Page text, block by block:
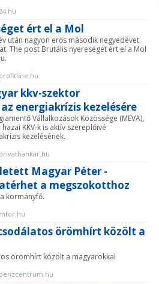
ért el a Mol
után nagyon erős második negyedévet
The post Brutális nyereséget ért el a Mol
kkv-szektor
energiakrízis kezelésére
Vállalkozások Közössége (MEVA),
KKV-k is aktív szereplőivé
kezelésének.
Magyar Péter -
a megszokotthoz
kormányfő.
örömhírt közölt a
örömhírt közölt a magyarokkal